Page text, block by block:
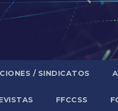
/ SINDICATOS
FFCCSS